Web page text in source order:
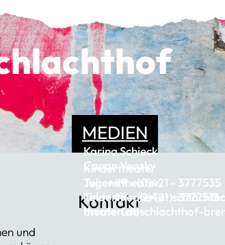
MEDIEN
und
Kontakt
Karina Schieck
Kindertheater
Tel.: +49 - (0)421 - 3777535
bremen.de
Canan Venzky
Jugendtheater
Tel.: +49 - (0)421 - 3777513
theater(at)schlachthof-